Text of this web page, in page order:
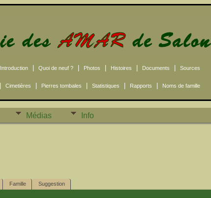
Introduction Quoi de neuf ? Photos Histoires Documents Sources
Cimetières Pierres tombales Statistiques Rapports Noms de famille
Médias Info
Famille
Suggestion